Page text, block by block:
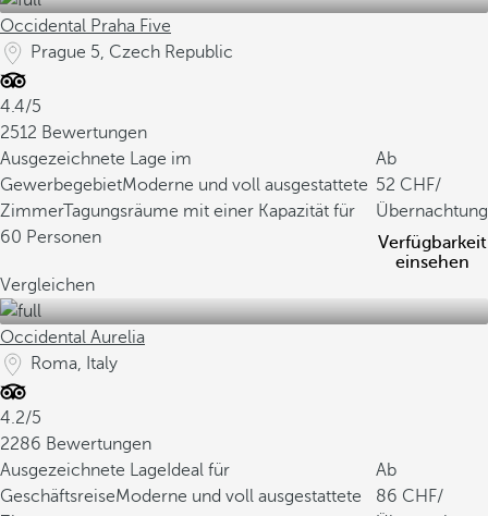
Occidental Praha Five
Prague 5, Czech Republic
4.4/5
2512 Bewertungen
Ausgezeichnete Lage im
GewerbegebietModerne und voll ausgestattete
ZimmerTagungsräume mit einer Kapazität für
60 Personen
Ab
52
/
Übernachtung
Verfügbarkeit
einsehen
Vergleichen
Occidental Aurelia
Roma, Italy
4.2/5
2286 Bewertungen
Ausgezeichnete Lage Ideal für
GeschäftsreiseModerne und voll ausgestattete
Ab
86
/